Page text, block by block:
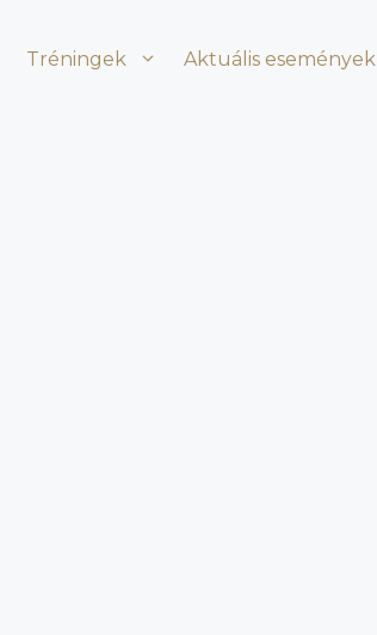
Tréningek Aktuális események